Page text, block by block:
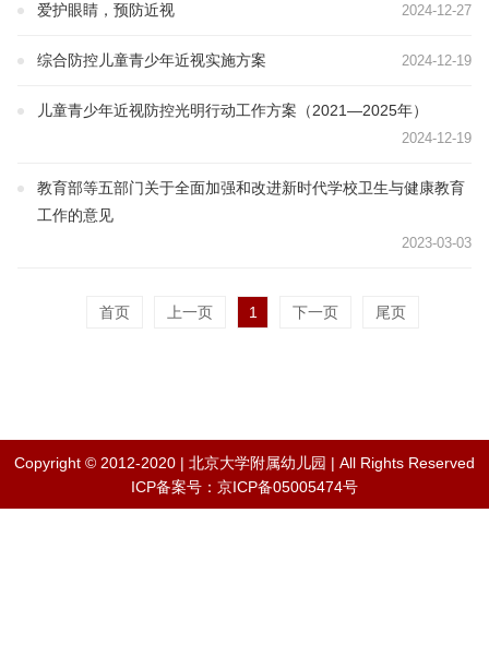
爱护眼睛，预防近视 2024-12-27
综合防控儿童青少年近视实施方案 2024-12-19
儿童青少年近视防控光明行动工作方案（2021—2025年）
2024-12-19
教育部等五部门关于全面加强和改进新时代学校卫生与健康教育
工作的意见
2023-03-03
首页 上一页 1 下一页 尾页
Copyright © 2012-2020 | 北京大学附属幼儿园 | All Rights Reserved
ICP备案号：京ICP备05005474号